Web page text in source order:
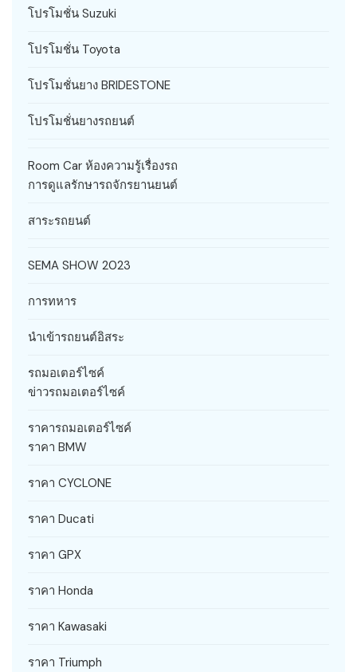
โปรโมชั่น Suzuki
โปรโมชั่น Toyota
โปรโมชั่นยาง BRIDESTONE
โปรโมชั่นยางรถยนต์
Room Car ห้องความรู้เรื่องรถ
การดูแลรักษารถจักรยานยนต์
สาระรถยนต์
SEMA SHOW 2023
การทหาร
นำเข้ารถยนต์อิสระ
รถมอเตอร์ไซค์
ข่าวรถมอเตอร์ไซค์
ราคารถมอเตอร์ไซค์
ราคา BMW
ราคา CYCLONE
ราคา Ducati
ราคา GPX
ราคา Honda
ราคา Kawasaki
ราคา Triumph